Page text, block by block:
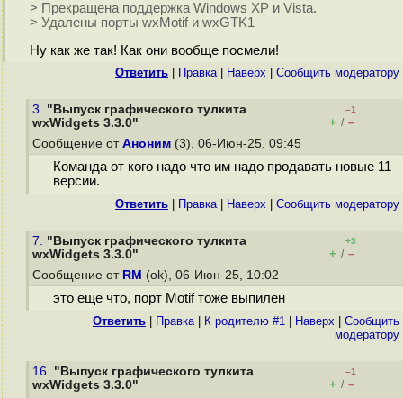
> Прекращена поддержка Windows XP и Vista.
> Удалены порты wxMotif и wxGTK1
Ну как же так! Как они вообще посмели!
Ответить Правка| Наверх Cообщить модератору
3. "Выпуск графического тулкита
wxWidgets 3.3.0"
–1
+ / –
Сообщение от Аноним (3), 06-Июн-25, 09:45
Команда от кого надо что им надо продавать новые 11
версии.
Ответить Правка| Наверх Cообщить модератору
7. "Выпуск графического тулкита
wxWidgets 3.3.0"
+3
+ / –
Сообщение от RM (ok), 06-Июн-25, 10:02
это еще что, порт Motif тоже выпилен
Ответить Правка| К родителю #1 Наверх
Cообщить
модератору
16. "Выпуск графического тулкита
wxWidgets 3.3.0"
–1
+ / –